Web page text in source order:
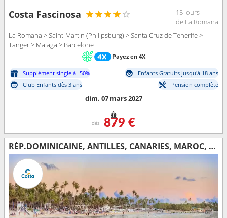
Costa Fascinosa
15 jours
de La Romana
La Romana > Saint-Martin (Philipsburg) > Santa Cruz de Tenerife >
Tanger > Malaga > Barcelone
Payez en 4X
Supplément single à -50%
Enfants Gratuits jusqu'à 18 ans
Club Enfants dès 3 ans
Pension complète
dim. 07 mars 2027
dès 879 €
RÉP.DOMINICAINE, ANTILLES, CANARIES, MAROC, ESPAGNE, CORSE (FRANCE), ITALIE, FRANCE